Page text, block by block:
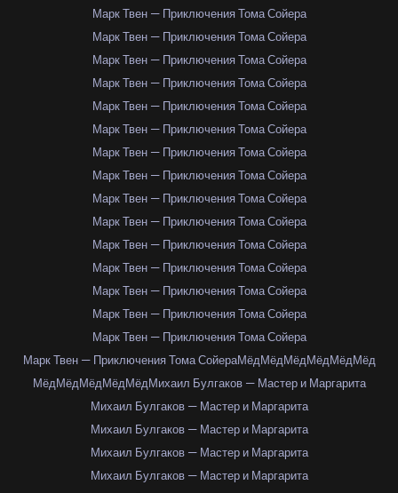
Марк Твен — Приключения Тома Сойера
Марк Твен — Приключения Тома Сойера
Марк Твен — Приключения Тома Сойера
Марк Твен — Приключения Тома Сойера
Марк Твен — Приключения Тома Сойера
Марк Твен — Приключения Тома Сойера
Марк Твен — Приключения Тома Сойера
Марк Твен — Приключения Тома Сойера
Марк Твен — Приключения Тома Сойера
Марк Твен — Приключения Тома Сойера
Марк Твен — Приключения Тома Сойера
Марк Твен — Приключения Тома Сойера
Марк Твен — Приключения Тома Сойера
Марк Твен — Приключения Тома Сойера
Марк Твен — Приключения Тома Сойера
Марк Твен — Приключения Тома СойераМёдМёдМёдМёдМёдМёд
МёдМёдМёдМёдМёдМихаил Булгаков — Мастер и Маргарита
Михаил Булгаков — Мастер и Маргарита
Михаил Булгаков — Мастер и Маргарита
Михаил Булгаков — Мастер и Маргарита
Михаил Булгаков — Мастер и Маргарита